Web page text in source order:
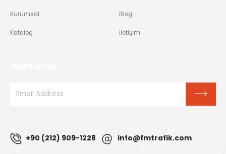
Kurumsal
Katalog
Blog
İletişim
+90 (212) 909-1228 info@fmtrafik.com